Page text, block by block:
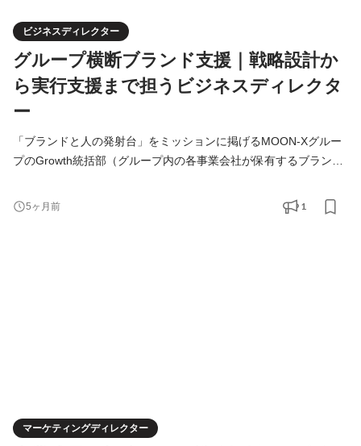
ビジネスディレクター
グループ横断ブランド支援｜戦略設計か
ら実行支援まで担うビジネスディレクタ
ー
「ブランドと人の発射台」をミッションに掲げるMOON-Xグルー
プのGrowth統括部（グループ内の各事業会社が保有するブランド
最大化における課題を発見し、戦略設計から実行までを行ってい
5ヶ月前 1
マーケティングディレクター